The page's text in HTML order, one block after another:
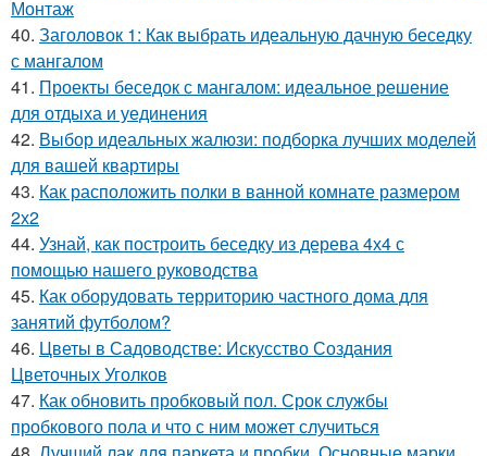
Монтаж
40. Заголовок 1: Как выбрать идеальную дачную беседку
с мангалом
41. Проекты беседок с мангалом: идеальное решение
для отдыха и уединения
42. Выбор идеальных жалюзи: подборка лучших моделей
для вашей квартиры
43. Как расположить полки в ванной комнате размером
2х2
44. Узнай, как построить беседку из дерева 4х4 с
помощью нашего руководства
45. Как оборудовать территорию частного дома для
занятий футболом?
46. Цветы в Садоводстве: Искусство Создания
Цветочных Уголков
47. Как обновить пробковый пол. Срок службы
пробкового пола и что с ним может случиться